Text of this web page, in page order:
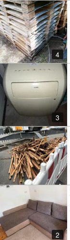
4
3
2